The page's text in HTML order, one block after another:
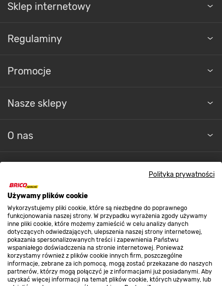
Polityka prywatności
Używamy plików cookie
Wykorzystujemy pliki cookie, które są niezbędne do poprawnego
funkcjonowania naszej strony. W przypadku wyrażenia zgody używamy
inne pliki cookie, które możemy zamieścić w celu analizy danych
dotyczących odwiedzających, ulepszenia naszej strony internetowej,
pokazania spersonalizowanych treści i zapewnienia Państwu
wspaniałego doświadczenia na stronie internetowej. Ponieważ
korzystamy również z plików cookie innych firm, poszczególne
informacje, zebrane za ich pomocą, mogą zostać przekazane do naszych
partnerów, którzy mogą połączyć je z informacjami już posiadanymi. Aby
uzyskać więcej informacji na temat plików cookie, których używamy, lub
Sklep internetowy
Regulaminy
Promocje
Nasze sklepy
O nas
Strefa biznesu
Dołącz do nas